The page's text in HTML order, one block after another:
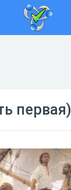
первая)